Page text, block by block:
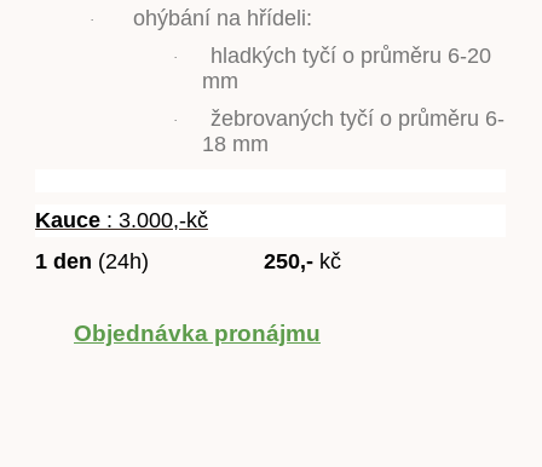
· ohýbání na hřídeli:
· hladkých tyčí o průměru 6-20
mm
· žebrovaných tyčí o průměru 6-
18 mm
Kauce : 3.000,-kč
1 den (24h) 250,- kč
Objednávka pronájmu